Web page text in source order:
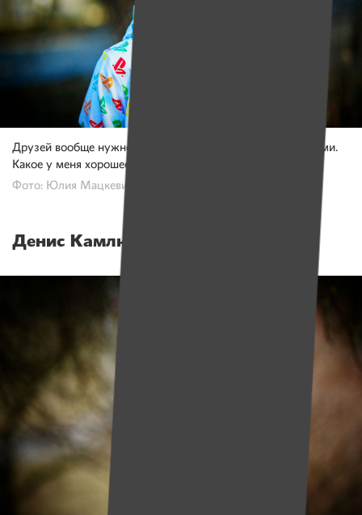
Друзей вообще нужно ценить и они должны быть веселыми.
Какое у меня хорошее качество? Я смешной.
Фото: Юлия Мацкевич
Денис Камлюк